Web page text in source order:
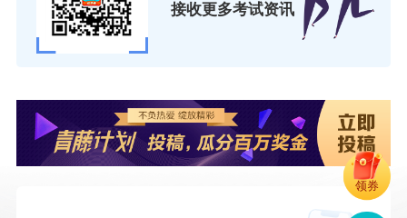
新注册的报考人员须详细阅读报名平台用户服务
协议和用户隐私政策，如实填写注册信息；已注
（二）完善信息
1.上传报考照片。报考人员登录系统后，按照提
示进行相关操作。首次登录的报考人员，需要上
接收更多考试资讯
领券